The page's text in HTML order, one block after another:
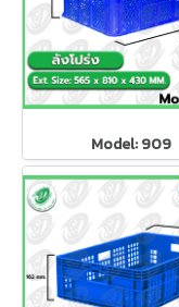
Model: 909